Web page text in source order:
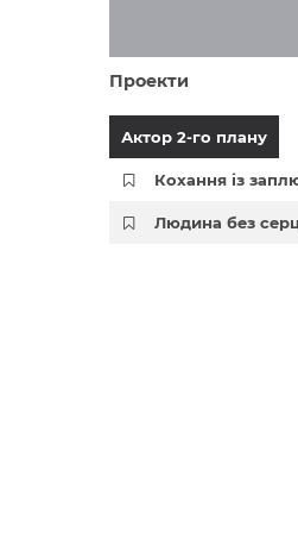
Проекти
Актор 2-го плану
Кохання із
Людина без